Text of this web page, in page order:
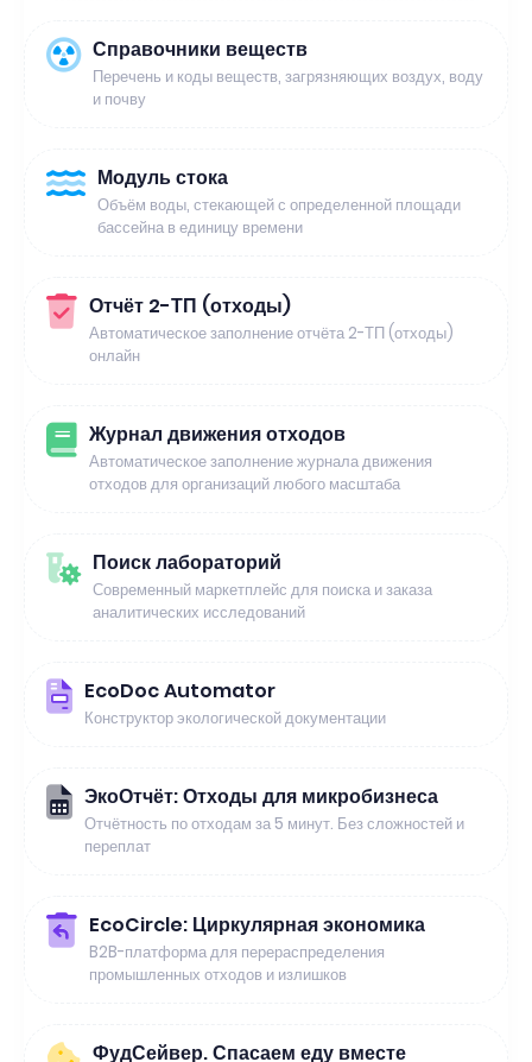
Справочники веществ
Перечень и коды веществ, загрязняющих воздух, воду
и почву
Модуль стока
Объём воды, стекающей с определенной площади
бассейна в единицу времени
Отчёт 2-ТП (отходы)
Автоматическое заполнение отчёта 2-ТП (отходы)
онлайн
Журнал движения отходов
Автоматическое заполнение журнала движения
отходов для организаций любого масштаба
Поиск лабораторий
Современный маркетплейс для поиска и заказа
аналитических исследований
EcoDoc Automator
Конструктор экологической документации
ЭкоОтчёт: Отходы для микробизнеса
Отчётность по отходам за 5 минут. Без сложностей и
переплат
EcoCircle: Циркулярная экономика
B2B-платформа для перераспределения
промышленных отходов и излишков
ФудСейвер. Спасаем еду вместе